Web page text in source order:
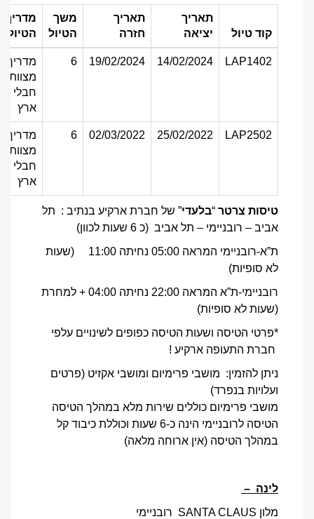
קוד טיול
תאריך
יציאה
תאריך
חזרה
משך
הטיול
מדריך
הטיול
LAP1402
14/02/2024
19/02/2024
6
מדריך
מצוות
חבלי
ארץ
LAP2502
25/02/2022
02/03/2022
6
מדריך
מצוות
חבלי
ארץ
טיסות צרטר “בלעדי” של חברת ארקיע בנתיב : תל
אביב – רובניימי – תל אביב (כ 6 שעות לכוון)
ת”א-רובניימי המראה 05:00 נחיתה 11:00 (שעות
לא סופיות)
רובניימי-ת”א המראה 22:00 נחיתה 04:00 + למחרת
(שעות לא סופיות)
*פרטי הטיסה ושעות הטיסה כפופים לשינויים עלפי
חברת התעופה ארקיע !
ניתן להזמין: מושבי פרימיום ומושבי אקזיט (פרטים
ועלויות בנפרד)
מושבי פרימיום כוללים שירות מלא במהלך הטיסה
הטיסה לרובניימי הינה כ-6 שעות וכוללת כיבוד קל
במהלך הטיסה (אין ארוחה מלאה)
לינה –
מלון SANTA CLAUS רובניימי